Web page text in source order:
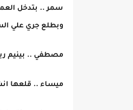
سمر .. بتدخل
وبطلع جري علي
مصطفي .. بينيم
ميساء .. قلعها